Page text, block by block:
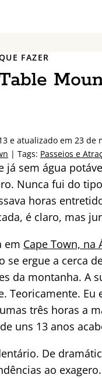
FAZER
e atualizado em 23 de
| Tags: Passeios e
já sem água
Nunca fui do
horas
é claro, mas
em Cape Town, na
se ergue a cerca
da montanha. A
Teoricamente.
três horas a
uns 13 anos
De
ao